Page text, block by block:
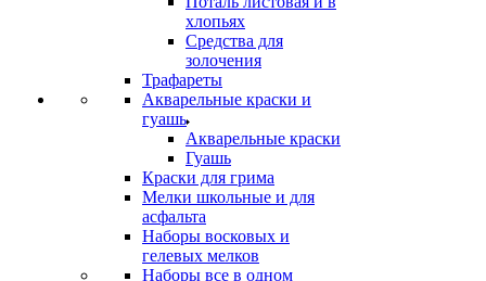
хлопьях
Средства для
золочения
Трафареты
Акварельные краски и
гуашь
Акварельные краски
Гуашь
Краски для грима
Мелки школьные и для
асфальта
Наборы восковых и
гелевых мелков
Наборы все в одном